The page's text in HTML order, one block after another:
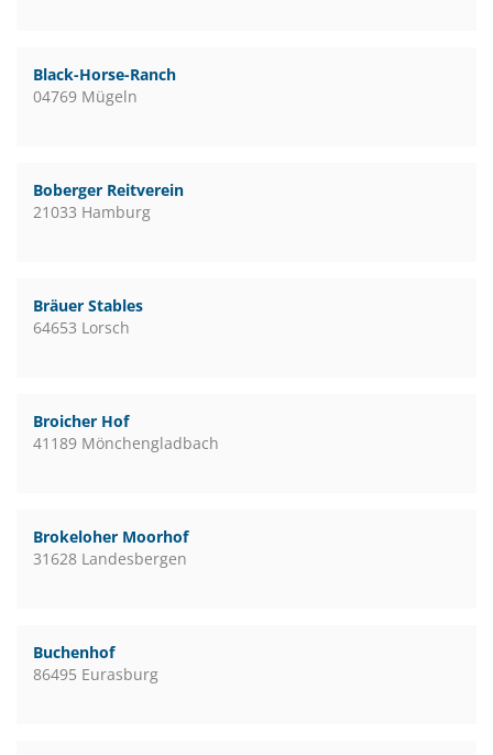
Black-Horse-Ranch
04769 Mügeln
Boberger Reitverein
21033 Hamburg
Bräuer Stables
64653 Lorsch
Broicher Hof
41189 Mönchengladbach
Brokeloher Moorhof
31628 Landesbergen
Buchenhof
86495 Eurasburg